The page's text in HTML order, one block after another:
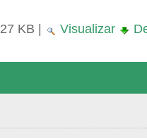
27 KB | Visualizar